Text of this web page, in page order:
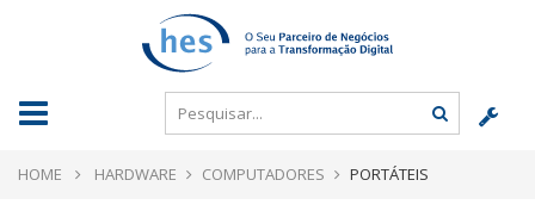
HOME HARDWARE COMPUTADORES PORTÁTEIS